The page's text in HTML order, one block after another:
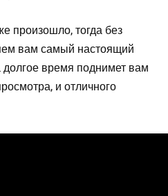
произошло, тогда без
вам самый настоящий
долгое время поднимет вам
и отличного